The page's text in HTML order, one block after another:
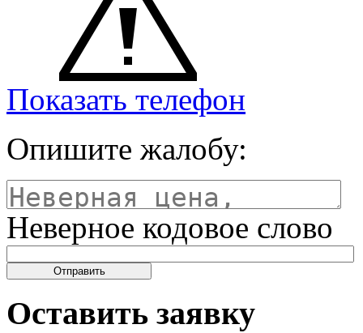
Показать телефон
Опишите жалобу:
Неверное кодовое слово
Оставить заявку